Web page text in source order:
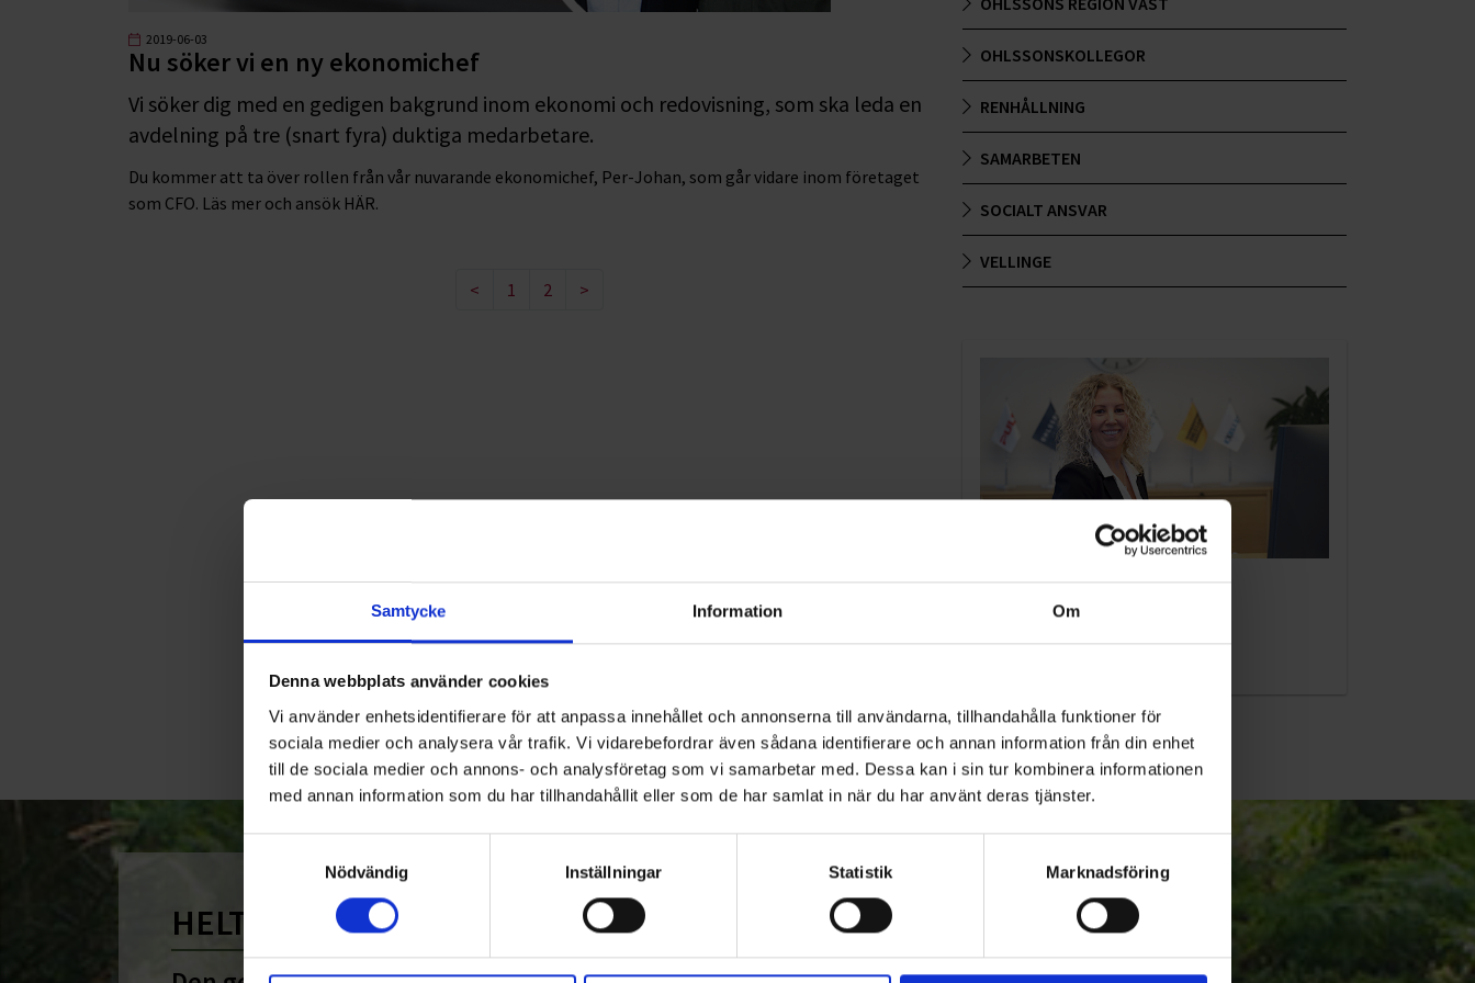
Samtycke Information Om
Denna webbplats använder cookies
Vi använder enhetsidentifierare för att anpassa innehållet och annonserna till användarna, tillhandahålla funktioner för
sociala medier och analysera vår trafik. Vi vidarebefordrar även sådana identifierare och annan information från din enhet
till de sociala medier och annons- och analysföretag som vi samarbetar med. Dessa kan i sin tur kombinera informationen
med annan information som du har tillhandahållit eller som de har samlat in när du har använt deras tjänster.
Nödvändig
Inställningar Statistik Marknadsföring
2019-06-03
Nu söker vi en ny ekonomichef
Vi söker dig med en gedigen bakgrund inom ekonomi och redovisning, som ska leda en
avdelning på tre (snart fyra) duktiga medarbetare.
Du kommer att ta över rollen från vår nuvarande ekonomichef, Per-Johan, som går vidare inom företaget
som CFO. Läs mer och ansök HÄR.
< 1 2 >
OHLSSONSKOLLEGOR
RENHÅLLNING
SAMARBETEN
SOCIALT ANSVAR
VELLINGE
KUNDTJÄNST
010-45 00 200​
HELT ENKELT HÅLLBART